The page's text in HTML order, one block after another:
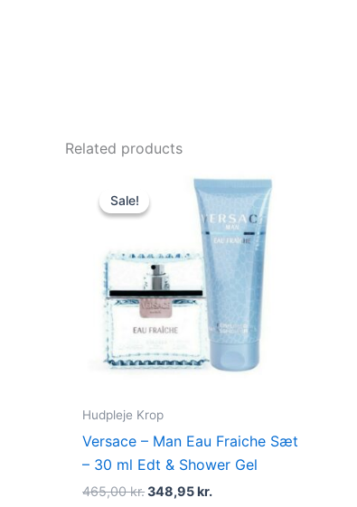
Related products
Sale!
Sale!
Hudpleje Krop
Versace – Man Eau Fraiche Sæt
– 30 ml Edt & Shower Gel
465,00kr.
Original
was:
465,00 kr..
348,95kr.
Current
price
348,95 kr..